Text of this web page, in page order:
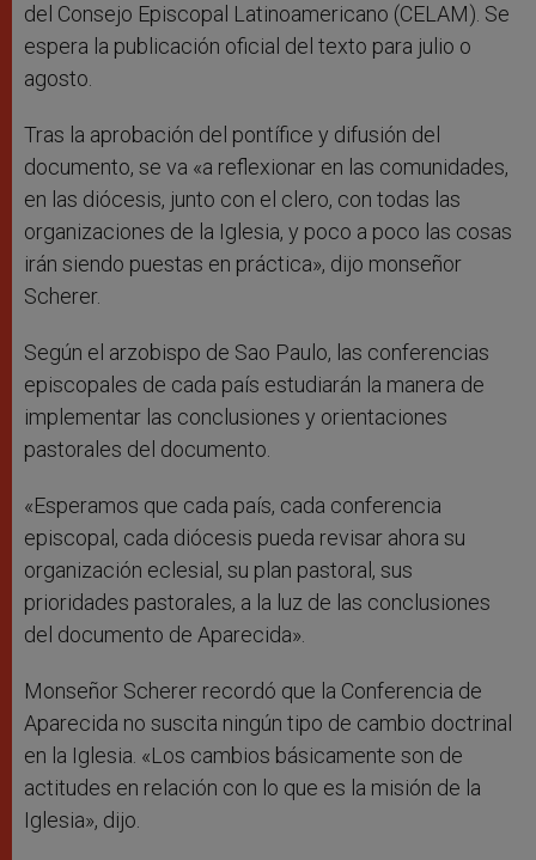
del Consejo Episcopal Latinoamericano (CELAM). Se
espera la publicación oficial del texto para julio o
agosto.
Tras la aprobación del pontífice y difusión del
documento, se va «a reflexionar en las comunidades,
en las diócesis, junto con el clero, con todas las
organizaciones de la Iglesia, y poco a poco las cosas
irán siendo puestas en práctica», dijo monseñor
Scherer.
Según el arzobispo de Sao Paulo, las conferencias
episcopales de cada país estudiarán la manera de
implementar las conclusiones y orientaciones
pastorales del documento.
«Esperamos que cada país, cada conferencia
episcopal, cada diócesis pueda revisar ahora su
organización eclesial, su plan pastoral, sus
prioridades pastorales, a la luz de las conclusiones
del documento de Aparecida».
Monseñor Scherer recordó que la Conferencia de
Aparecida no suscita ningún tipo de cambio doctrinal
en la Iglesia. «Los cambios básicamente son de
actitudes en relación con lo que es la misión de la
Iglesia», dijo.